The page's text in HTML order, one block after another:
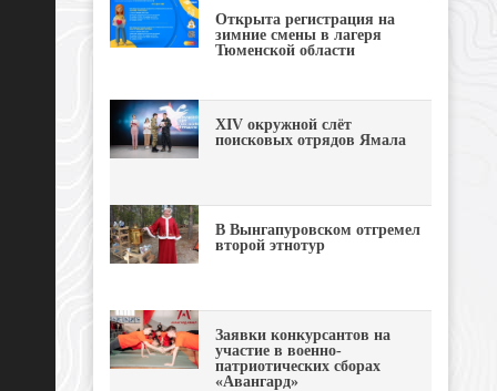
Открыта регистрация на
зимние смены в лагеря
Тюменской области
XIV окружной слёт
поисковых отрядов Ямала
В Вынгапуровском отгремел
второй этнотур
Заявки конкурсантов на
участие в военно-
патриотических сборах
«Авангард»